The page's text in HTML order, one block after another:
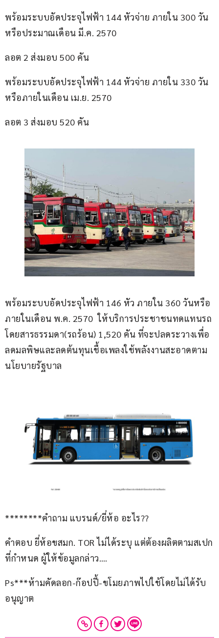
พร้อมระบบอัดประจุไฟฟ้า 144 หัวจ่าย ภายใน 300 วัน
หรือประมาณเดือน มี.ค. 2570
ลอต 2 ส่งมอบ 500 คัน
พร้อมระบบอัดประจุไฟฟ้า 144 หัวจ่าย ภายใน 330 วัน
หรือภายในเดือน เม.ย. 2570
ลอต 3 ส่งมอบ 520 คัน
พร้อมระบบอัดประจุไฟฟ้า 146 หัว ภายใน 360 วันหรือ
ภายในเดือน พ.ค. 2570  ให้บริการประชาชนทดแทนรถ
โดยสารธรรมดา(รถร้อน) 1,520 คัน ที่จะปลดระวางเพื่อ
ลดมลพิษและลดต้นทุนเชื้อเพลงใช้พลังงานสะอาดตาม
นโยบายรัฐบาล
********คำถาม แบรนด์/ยี่ห้อ อะไร??
คำตอบ ยี่ห้อขสมก. TOR ไม่ได้ระบุ แต่ต้องผลิตตามสเปก
ที่กำหนด ผู้ให้ข้อมูลกล่าว….
Ps***ห้ามคัดลอก-ก๊อปปี้-ขโมยภาพไปใช้โดยไม่ได้รับ
อนุญาต